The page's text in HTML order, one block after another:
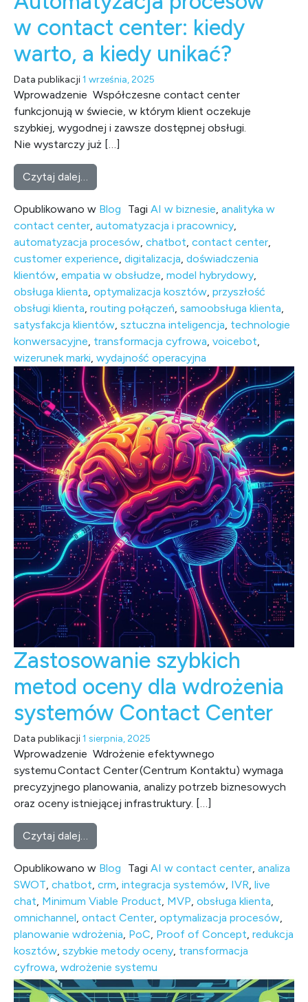
w contact center: kiedy
warto, a kiedy unikać?
Data publikacji1 września, 2025
Wprowadzenie Współczesne contact center
funkcjonują w świecie, w którym klient oczekuje
szybkiej, wygodnej i zawsze dostępnej obsługi.
Nie wystarczy już […]
Czytaj dalej…
Opublikowano w Blog Tagi AI w biznesie analityka w
contact center automatyzacja i pracownicy
automatyzacja procesów chatbot contact center
customer experience digitalizacja doświadczenia
klientów empatia w obsłudze model hybrydowy
obsługa klienta optymalizacja kosztów przyszłość
obsługi klienta routing połączeń samoobsługa klienta
satysfakcja klientów sztuczna inteligencja technologie
konwersacyjne transformacja cyfrowa voicebot
wizerunek marki wydajność operacyjna
Zastosowanie szybkich
metod oceny dla wdrożenia
systemów Contact Center
Data publikacji1 sierpnia, 2025
Wprowadzenie Wdrożenie efektywnego
systemu Contact Center (Centrum Kontaktu) wymaga
precyzyjnego planowania, analizy potrzeb biznesowych
oraz oceny istniejącej infrastruktury. […]
Czytaj dalej…
Opublikowano w Blog Tagi AI w contact center analiza
SWOT chatbot crm integracja systemów IVR live
chat Minimum Viable Product MVP obsługa klienta
omnichannel ontact Center optymalizacja procesów
planowanie wdrożenia PoC Proof of Concept redukcja
kosztów szybkie metody oceny transformacja
cyfrowa wdrożenie systemu